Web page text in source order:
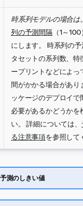
時系列モデルの場合は
列の予測間隔（1～100
にします。 時系列の
タセットの系列数、特
ープリントなどによっ
間がかかる場合があり
ッケージのデプロイで
必要があるかどうかを
い。 詳細については、
る注意事項を参照して
測のしきい値